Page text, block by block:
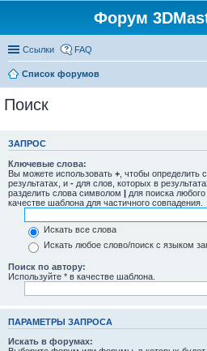
Форум
Ссылки FAQ
Список форумов
Поиск
ЗАПРОС
Ключевые слова:
Вы можете использовать + , чтобы
результатах, и - для слов, которых в
разделить слова символом | для поиска
качестве шаблона для частичного совпадения.
Искать все слова
Искать любое слово/поиск с языком
Поиск по автору:
Используйте * в качестве шаблона.
ПАРАМЕТРЫ ЗАПРОСА
Искать в форумах: